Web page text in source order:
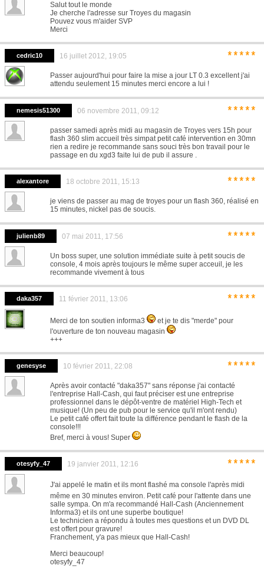
Salut tout le monde
Je cherche l'adresse sur Troyes du magasin
Pouvez vous m'aider SVP
Merci
cedric10 16 juillet 2012, 19:05 *****
Passer aujourd'hui pour faire la mise a jour LT 0.3 excellent j'ai
attendu seulement 15 minutes merci encore a lui !
nemesis51300 06 novembre 2011, 09:12 *****
passer samedi après midi au magasin de Troyes vers 15h pour
flash 360 slim accueil très simpat petit café intervention en 30mn
rien a redire je recommande sans souci très bon travail pour le
passage en du xgd3 faite lui de pub il assure .
alexantore 18 octobre 2011, 15:13 *****
je viens de passer au mag de troyes pour un flash 360, réalisé en
15 minutes, nickel pas de soucis.
julienb89 07 mai 2011, 17:56 *****
Un boss super, une solution immédiate suite à petit soucis de
console, 4 mois après toujours le même super acceuil, je les
recommande vivement à tous
daka357 11 février 2011, 13:06 *****
Merci de ton soutien informa3
et je te dis "merde" pour
l'ouverture de ton nouveau magasin
+++
genesyse 10 février 2011, 22:08 *****
Après avoir contacté "daka357" sans réponse j'ai contacté
l'entreprise Hall-Cash, qui faut préciser est une entreprise
professionnel dans le dépôt-ventre de matériel High-Tech et
musique! (Un peu de pub pour le service qu'il m'ont rendu)
Le petit café offert fait toute la différence pendant le flash de la
console!!!
Bref, merci à vous! Super
otesyfy_47 19 janvier 2011, 12:16 *****
J'ai appelé le matin et ils mont flashé ma console l'après midi
même en 30 minutes environ. Petit café pour l'attente dans une
salle sympa. On m'a recommandé Hall-Cash (Anciennement
Informa3) et ils ont une superbe boutique!
Le technicien a répondu à toutes mes questions et un DVD DL
est offert pour gravure!
Franchement, y'a pas mieux que Hall-Cash!
Merci beaucoup!
otesyfy_47